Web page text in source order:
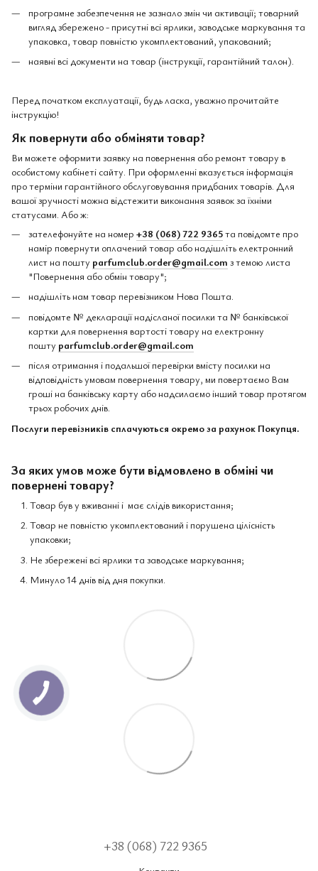
програмне забезпечення не зазнало змін чи активації; товарний
вигляд збережено - присутні всі ярлики, заводське маркування та
упаковка, товар повністю укомплектований, упакований;
наявні всі документи на товар (інструкції, гарантійний талон).
Перед початком експлуатації, будь ласка, уважно прочитайте
інструкцію!
Як повернути або обміняти товар?
Ви можете оформити заявку на повернення або ремонт товару в
особистому кабінеті сайту. При оформленні вказується інформація
про терміни гарантійного обслуговування придбаних товарів. Для
вашої зручності можна відстежити виконання заявок за їхніми
статусами. Або ж:
зателефонуйте на номер +38 (068) 722 9365та повідомте про
намір повернути оплачений товар або надішліть електронний
лист на пошту parfumclub.order@gmail.com з темою листа
"Повернення або обмін товару";
надішліть нам товар перевізником Нова Пошта.
повідомте № декларації надісланої посилки та № банківської
картки для повернення вартості товару на електронну
пошту parfumclub.order@gmail.com
після отримання і подальшої перевірки вмісту посилки на
відповідність умовам повернення товару, ми повертаємо Вам
гроші на банківську карту або надсилаємо інший товар протягом
трьох робочих днів.
Послуги перевізників сплачуються окремо за рахунок Покупця.
За яких умов може бути відмовлено в обміні чи
повернені товару?
Товар був у вживанні і має слідів використання;
Товар не повністю укомплектований і порушена цілісність
упаковки;
Не збережені всі ярлики та заводське маркування;
Минуло 14 днів від дня покупки.
+38 (068) 722 9365